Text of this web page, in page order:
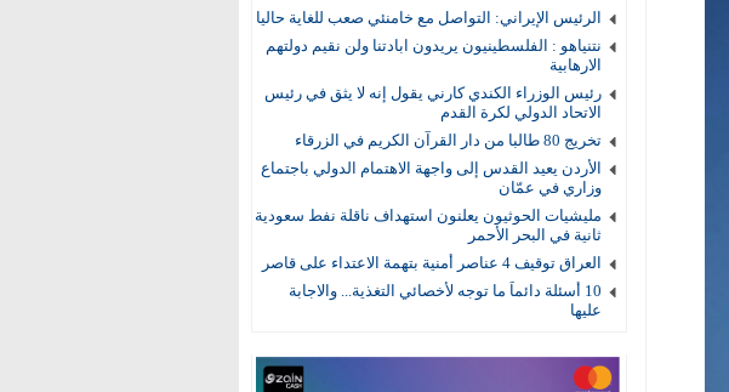
الرئيس الإيراني: التواصل مع خامنئي صعب للغاية حاليا
نتنياهو : الفلسطينيون يريدون ابادتنا ولن نقيم دولتهم
الارهابية
رئيس الوزراء الكندي كارني يقول إنه لا يثق في رئيس
الاتحاد الدولي لكرة القدم
تخريج 80 طالبا من دار القرآن الكريم في الزرقاء
الأردن يعيد القدس إلى واجهة الاهتمام الدولي باجتماع
وزاري في عمّان
مليشيات الحوثيون يعلنون استهداف ناقلة نفط سعودية
ثانية في البحر الأحمر
العراق توقيف 4 عناصر أمنية بتهمة الاعتداء على قاصر
10 أسئلة دائماً ما توجه لأخصائي التغذية... والاجابة
عليها